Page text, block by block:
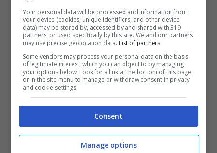
Danilo, Bonucci, Bremer e uno tra Alex
Sandro, Mattia De Sciglio e Luca Pellegrini
brasiliano è reduce da mesi, forse anni, orribili,
gli altri due vedremo se saranno a posto
fisicamente.
In mezzo al campo il farò saràManuel Locatelli
che porterà fisicità. A
completare il reparto c’erail ballottaggio tra
Nicolò Fagioli e Fabio Miretticon il primo che
Your personal data will be processed and information from
your device (cookies, unique identifiers, and other device
data) may be stored by, accessed by and shared with 319
partners, or used specifically by this site. We and our partners
may use precise geolocation data. List of partners.
Some vendors may process your personal data on the basis
of legitimate interest, which you can object to by managing
your options below. Look for a link at the bottom of this page
or in the site menu to manage or withdraw consent in privacy
and cookie settings.
Consent
Manage options